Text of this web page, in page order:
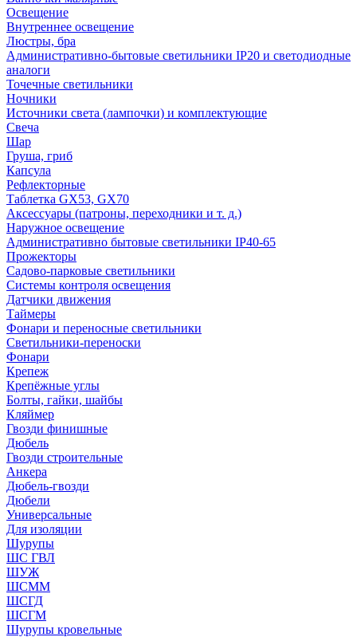
Освещение
Внутреннее освещение
Люстры, бра
Административно-бытовые светильники IP20 и светодиодные
аналоги
Точечные светильники
Ночники
Источники света (лампочки) и комплектующие
Свеча
Шар
Груша, гриб
Капсула
Рефлекторные
Таблетка GX53, GX70
Аксессуары (патроны, переходники и т. д.)
Наружное освещение
Административно бытовые светильники IP40-65
Прожекторы
Садово-парковые светильники
Системы контроля освещения
Датчики движения
Таймеры
Фонари и переносные светильники
Светильники-переноски
Фонари
Крепеж
Крепёжные углы
Болты, гайки, шайбы
Кляймер
Гвозди финишные
Дюбель
Гвозди строительные
Анкера
Дюбель-гвозди
Дюбели
Универсальные
Для изоляции
Шурупы
ШС ГВЛ
ШУЖ
ШСММ
ШСГД
ШСГМ
Шурупы кровельные